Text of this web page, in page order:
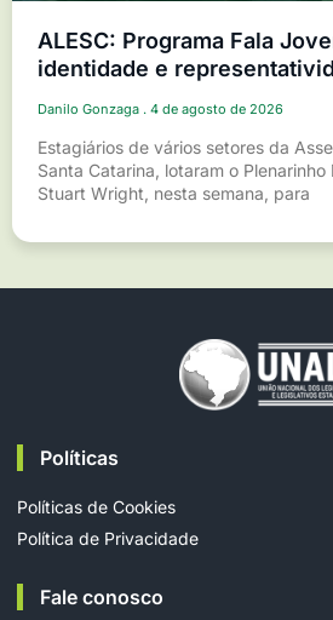
ALESC: Programa Fala
identidade e
Danilo Gonzaga 4 de agosto de 2026
Estagiários de vários setores da
Santa Catarina, lotaram o
Stuart Wright, nesta semana, para
Políticas
Políticas de Cookies
Política de Privacidade
Fale conosco